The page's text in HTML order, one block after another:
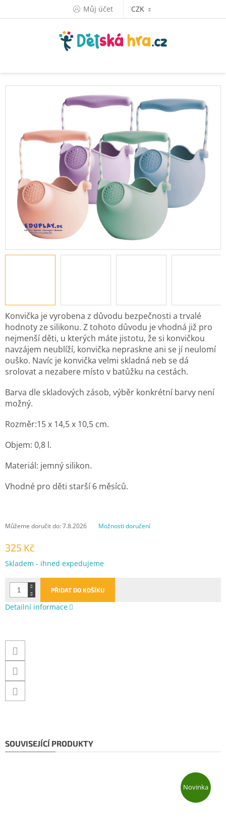
Můj účet CZK
325 Kč
Měrná
Skladem - ihned expedujeme
Můžeme doručit do:7.8.2026 Možnosti doručení
PŘIDAT DO KOŠÍKU
Konvička je vyrobena z důvodu bezpečnosti a trvalé
hodnoty ze silikonu. Z tohoto důvodu je vhodná již pro
nejmenší děti, u kterých máte jistotu, že si konvičkou
navzájem neublíží, konvička nepraskne ani se jí neulomí
ouško. Navíc je konvička velmi skladná neb se dá
srolovat a nezabere místo v batůžku na cestách.
Barva dle skladových zásob, výběr konkrétní barvy není
možný.
Rozměr:15 x 14,5 x 10,5 cm.
Objem: 0,8 l.
Materiál: jemný silikon.
Vhodné pro děti starší 6 měsíců.
Detailní informace
SOUVISEJÍCÍ PRODUKTY
Novinka